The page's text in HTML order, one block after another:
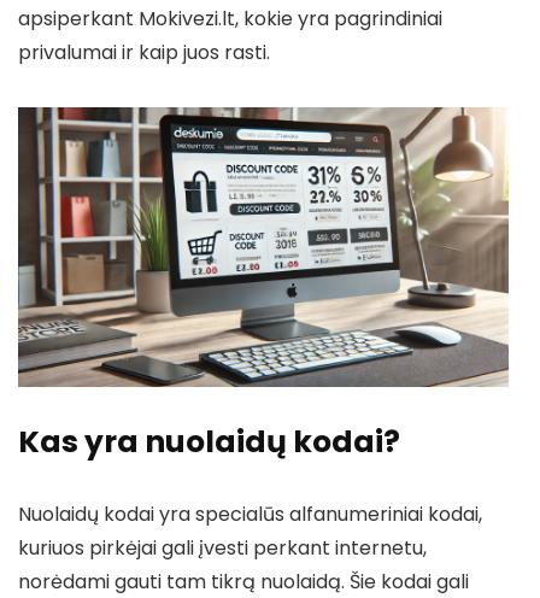
apsiperkant Mokivezi.lt, kokie yra pagrindiniai
privalumai ir kaip juos rasti.
Kas yra nuolaidų kodai?
Nuolaidų kodai yra specialūs alfanumeriniai kodai,
kuriuos pirkėjai gali įvesti perkant internetu,
norėdami gauti tam tikrą nuolaidą. Šie kodai gali